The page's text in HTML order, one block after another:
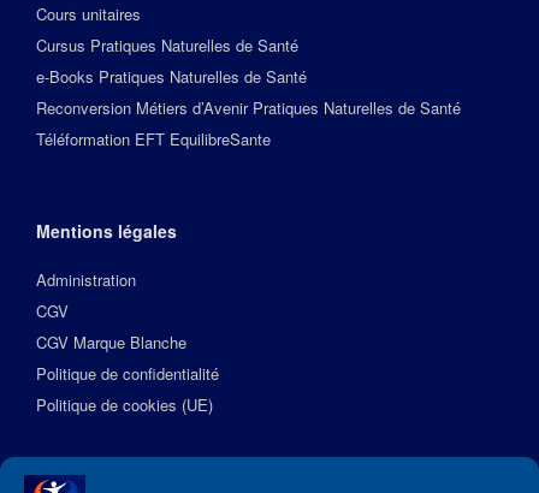
Cours unitaires
Cursus Pratiques Naturelles de Santé
e-Books Pratiques Naturelles de Santé
Reconversion Métiers d’Avenir Pratiques Naturelles de Santé
Téléformation EFT EquilibreSante
Mentions légales
Administration
CGV
CGV Marque Blanche
Politique de confidentialité
Politique de cookies (UE)